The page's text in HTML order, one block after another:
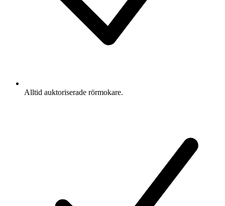
Alltid auktoriserade rörmokare.